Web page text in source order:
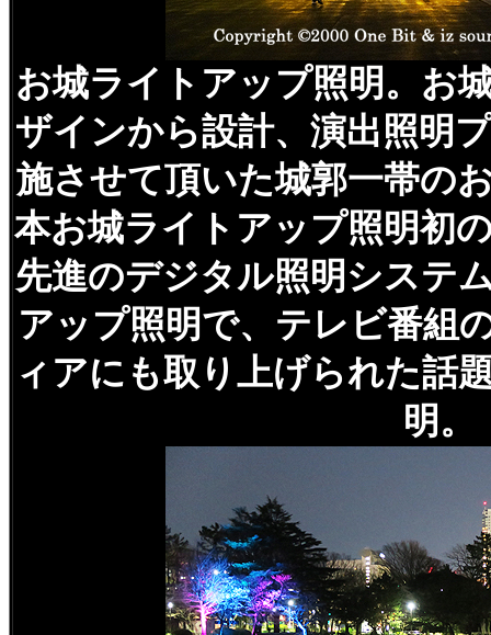
お城ライトアップ照明。お
ザインから設計、演出照明
施させて頂いた城郭一帯の
本お城ライトアップ照明初
先進のデジタル照明システ
アップ照明で、テレビ番組
ィアにも取り上げられた話
明。